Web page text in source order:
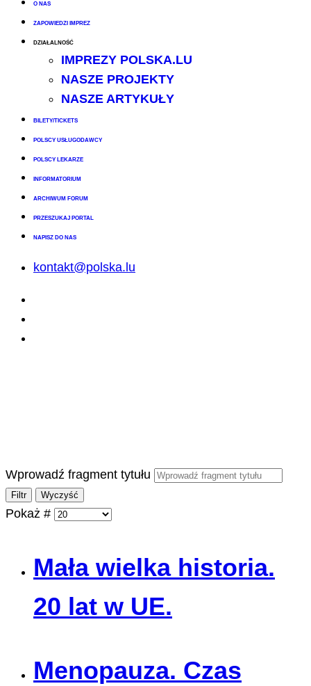
O NAS
ZAPOWIEDZI IMPREZ
DZIAŁALNOŚĆ
IMPREZY POLSKA.LU
NASZE PROJEKTY
NASZE ARTYKUŁY
BILETY/TICKETS
POLSCY USŁUGODAWCY
POLSCY LEKARZE
INFORMATORIUM
ARCHIWUM FORUM
PRZESZUKAJ PORTAL
NAPISZ DO NAS
kontakt@polska.lu
Wprowadź fragment tytułu
Filtr Wyczyść
Pokaż #
Mała wielka historia.
20 lat w UE.
Menopauza. Czas